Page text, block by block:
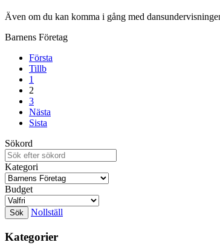
Även om du kan komma i gång med
Barnens Företag
Första
Tillb
1
2
3
Nästa
Sista
Sökord
Kategori
Budget
Nollställ
Kategorier